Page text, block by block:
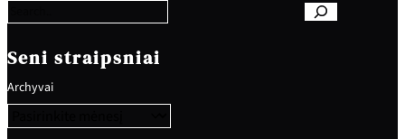
c
h
Seni straipsniai
Archyvai